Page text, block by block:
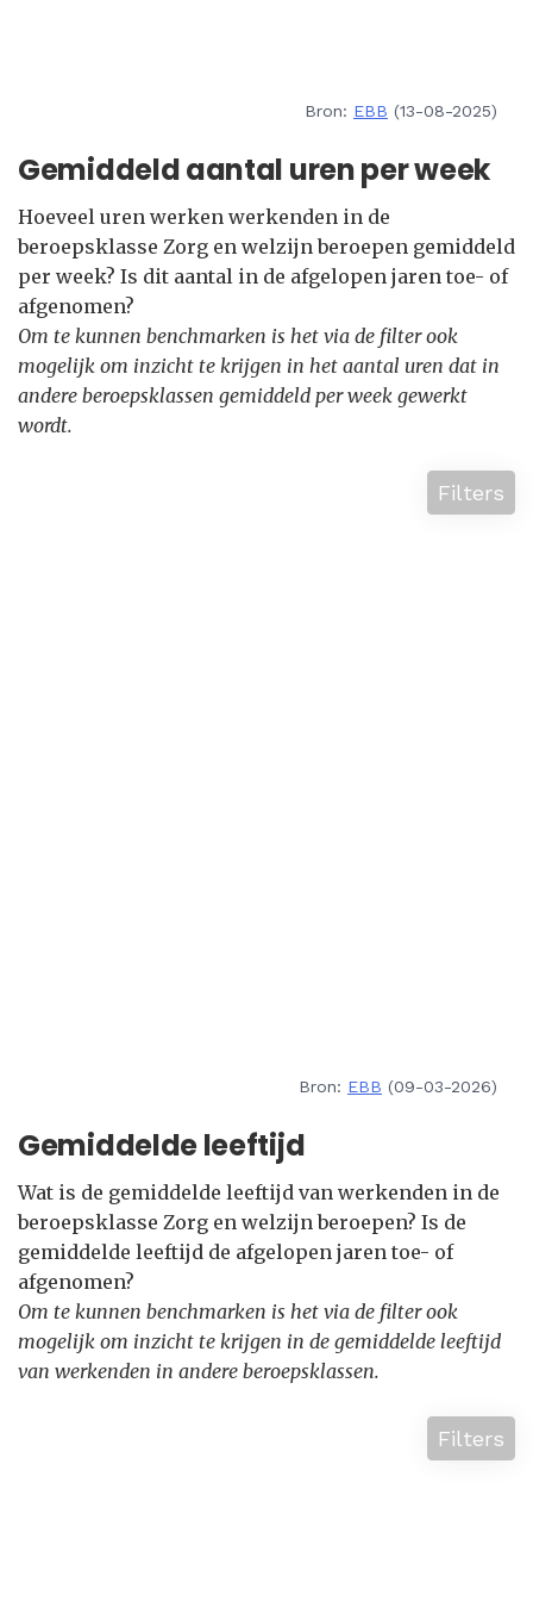
Bron: EBB (13-08-2025)
Gemiddeld aantal uren per week
Hoeveel uren werken werkenden in de
beroepsklasse Zorg en welzijn beroepen gemiddeld
per week? Is dit aantal in de afgelopen jaren toe- of
afgenomen?
Om te kunnen benchmarken is het via de filter ook
mogelijk om inzicht te krijgen in het aantal uren dat in
andere beroepsklassen gemiddeld per week gewerkt
wordt.
Filters
Bron: EBB (09-03-2026)
Gemiddelde leeftijd
Wat is de gemiddelde leeftijd van werkenden in de
beroepsklasse Zorg en welzijn beroepen? Is de
gemiddelde leeftijd de afgelopen jaren toe- of
afgenomen?
Om te kunnen benchmarken is het via de filter ook
mogelijk om inzicht te krijgen in de gemiddelde leeftijd
van werkenden in andere beroepsklassen.
Filters